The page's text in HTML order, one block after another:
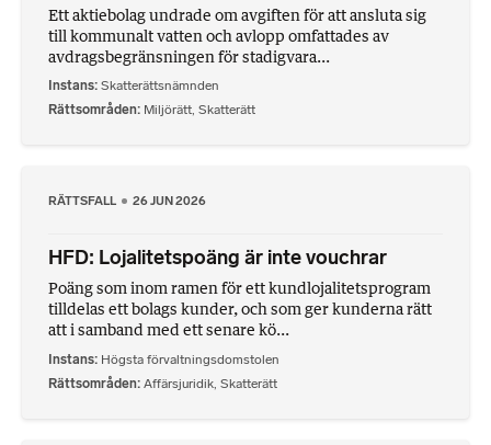
Ett aktiebolag undrade om avgiften för att ansluta sig
till kommunalt vatten och avlopp omfattades av
avdragsbegränsningen för stadigvara...
Instans Skatterättsnämnden
Rättsområden Miljörätt, Skatterätt
RÄTTSFALL 26 JUN 2026
HFD: Lojalitetspoäng är inte vouchrar
Poäng som inom ramen för ett kundlojalitetsprogram
tilldelas ett bolags kunder, och som ger kunderna rätt
att i samband med ett senare kö...
Instans Högsta förvaltningsdomstolen
Rättsområden Affärsjuridik, Skatterätt